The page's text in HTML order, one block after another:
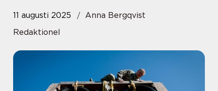
11 augusti 2025
Anna Bergqvist
Redaktionel